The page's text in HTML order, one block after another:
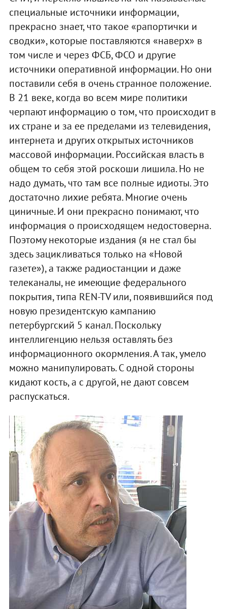
специальные источники информации,
прекрасно знает, что такое «рапортички и
сводки», которые поставляются «наверх» в
том числе и через ФСБ, ФСО и другие
источники оперативной информации. Но они
поставили себя в очень странное положение.
В 21 веке, когда во всем мире политики
черпают информацию о том, что происходит в
их стране и за ее пределами из телевидения,
интернета и других открытых источников
массовой информации. Российская власть в
общем то себя этой роскоши лишила. Но не
надо думать, что там все полные идиоты. Это
достаточно лихие ребята. Многие очень
циничные. И они прекрасно понимают, что
информация о происходящем недостоверна.
Поэтому некоторые издания (я не стал бы
здесь зацикливаться только на «Новой
газете»), а также радиостанции и даже
телеканалы, не имеющие федерального
покрытия, типа REN-TV или, появившийся под
новую президентскую кампанию
петербургский 5 канал. Поскольку
интеллигенцию нельзя оставлять без
информационного окормления. А так, умело
можно манипулировать. С одной стороны
кидают кость, а с другой, не дают совсем
распускаться.